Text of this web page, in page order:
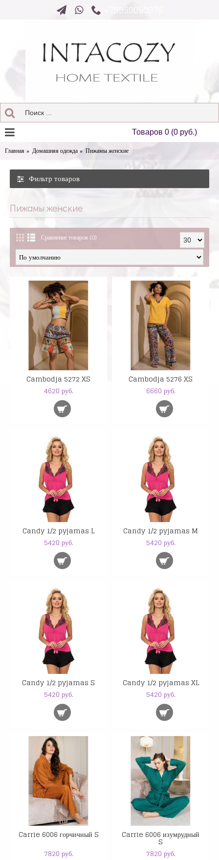
+79959050976
Товаров 0 (0 руб.)
Главная Домашняя одежда Пижамы женские
Фильтр товаров
Пижамы женские
Сравнение товаров (0)
Cambodja 5272 XS
4620 руб.
Cambodja 5276 XS
6660 руб.
Candy 1/2 pyjamas L
5420 руб.
Candy 1/2 pyjamas M
5420 руб.
Candy 1/2 pyjamas S
5420 руб.
Candy 1/2 pyjamas XL
5420 руб.
Carrie 6006 горчичный S
7820 руб.
Carrie 6006 изумрудный
S
7820 руб.